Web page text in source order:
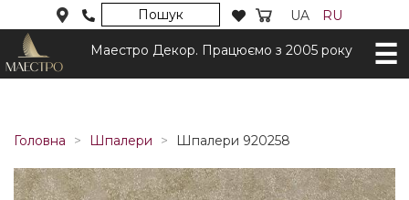
Пошук UA RU
Маестро Декор. Працюємо з 2005 року
Головна Шпалери Шпалери 920258